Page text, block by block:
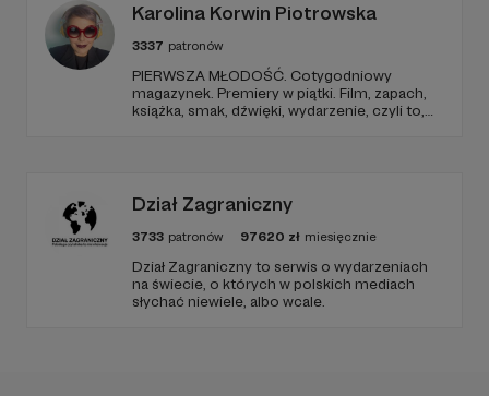
Karolina Korwin Piotrowska
3337 patronów
PIERWSZA MŁODOŚĆ. Cotygodniowy
magazynek. Premiery w piątki. Film, zapach,
książka, smak, dźwięki, wydarzenie, czyli to,
Dział Zagraniczny
3733 patronów 97620 zł miesięcznie
Dział Zagraniczny to serwis o wydarzeniach
na świecie, o których w polskich mediach
słychać niewiele, albo wcale.